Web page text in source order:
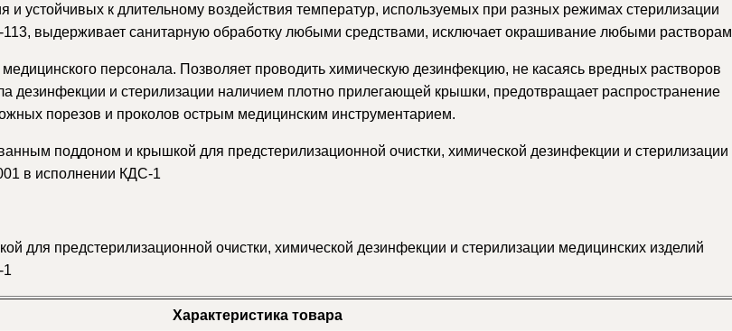
устойчивых к длительному воздействия температур, используемых при разных режимах стерилизации
выдерживает санитарную обработку любыми средствами, исключает окрашивание любыми
персонала. Позволяет проводить химическую дезинфекцию, не касаясь вредных растворов
дезинфекции и стерилизации наличием плотно прилегающей крышки, предотвращает распространение
порезов и проколов острым медицинским инструментарием.
поддоном и крышкой для предстерилизационной очистки, химической дезинфекции и стерилизации
в исполнении КДС-1
предстерилизационной очистки, химической дезинфекции и стерилизации медицинских изделий
1
Характеристика товара